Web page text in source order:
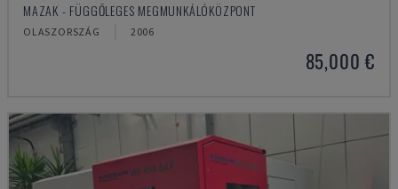
MAZAK - FÜGGŐLEGES MEGMUNKÁLÓKÖZPONT
OLASZORSZÁG 2006
85,000 €